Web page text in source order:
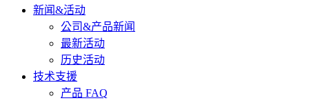
新闻&活动
公司&产品新闻
最新活动
历史活动
技术支援
产品 FAQ